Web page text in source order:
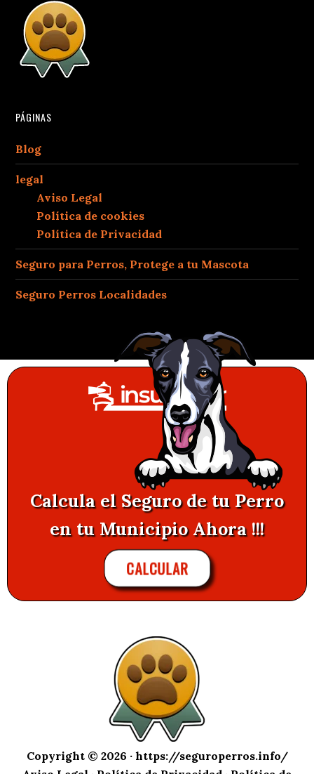
PÁGINAS
Blog
legal
Aviso Legal
Política de cookies
Política de Privacidad
Seguro para Perros, Protege a tu Mascota
Seguro Perros Localidades
Calcula el Seguro de tu Perro
en tu Municipio Ahora !!!
CALCULAR
Copyright © 2026 · https://seguroperros.info/